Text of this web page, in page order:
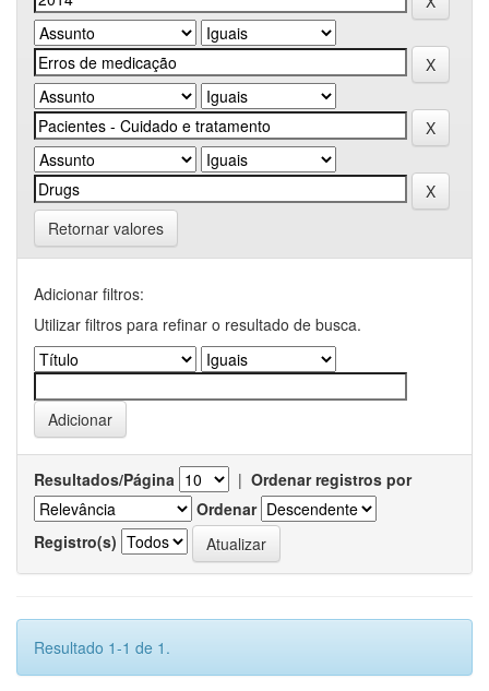
Retornar valores
Adicionar filtros:
Utilizar filtros para refinar o resultado de busca.
Resultados/Página | Ordenar registros por
Ordenar
Registro(s)
Resultado 1-1 de 1.